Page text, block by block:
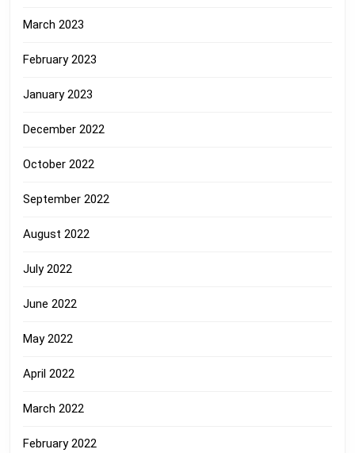
March 2023
February 2023
January 2023
December 2022
October 2022
September 2022
August 2022
July 2022
June 2022
May 2022
April 2022
March 2022
February 2022